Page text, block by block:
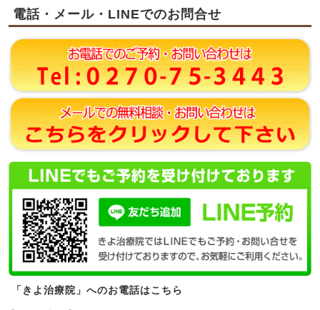
電話・メール・LINEでのお問合せ
「きよ治療院」へのお電話はこちら